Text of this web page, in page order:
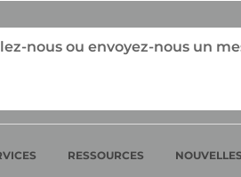
nous ou envoyez-nous un
RESSOURCES